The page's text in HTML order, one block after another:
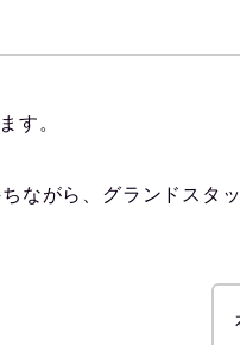
す。
ながら、グランドスタ